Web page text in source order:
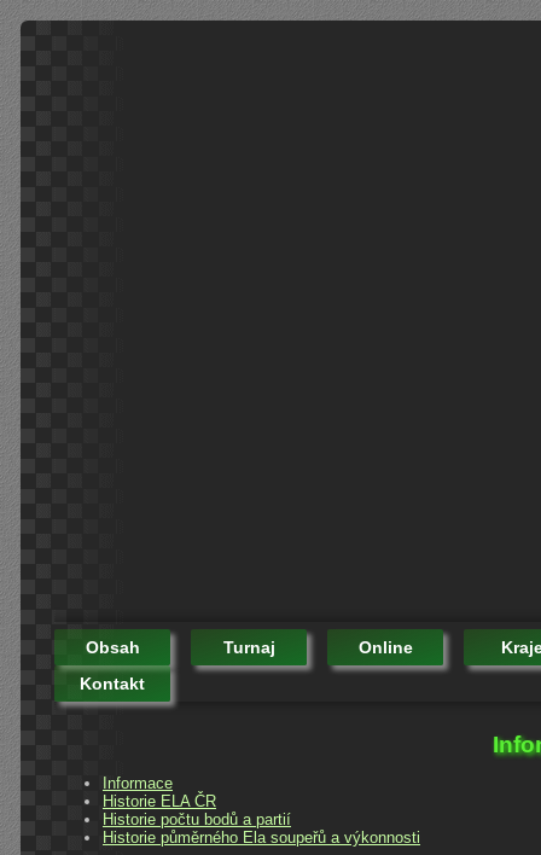
Obsah Turnaj Online
Kontakt
Informace
Historie ELA ČR
Historie počtu bodů a partií
Historie půměrného Ela soupeřů a výkonnosti